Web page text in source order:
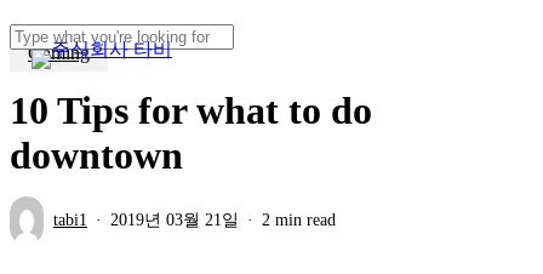
to
main
Close
Gaming
10 Tips for what to do
downtown
tabi1 2019년 03월 21일 2 min read